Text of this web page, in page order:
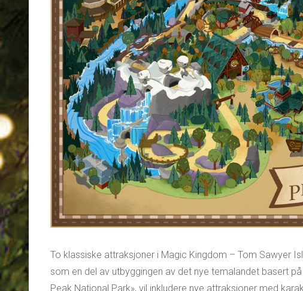
To klassiske attraksjoner i Magic Kingdom – Tom Sawyer
som en del av utbyggingen av det nye temalandet basert
Peak National Park», vil inkludere nye attraksjoner med